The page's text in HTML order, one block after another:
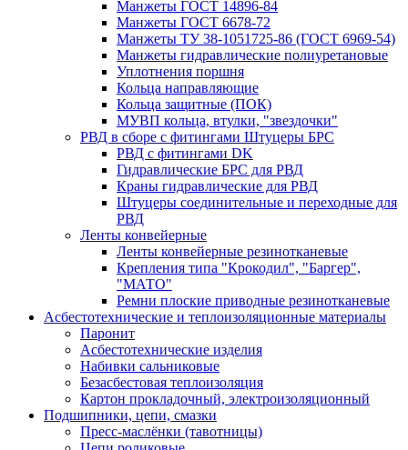
Манжеты ГОСТ 14896-84
Манжеты ГОСТ 6678-72
Манжеты ТУ 38-1051725-86 (ГОСТ 6969-54)
Манжеты гидравлические полиуретановые
Уплотнения поршня
Кольца направляющие
Кольца защитные (ПОК)
МУВП кольца, втулки, "звездочки"
РВД в сборе с фитингами Штуцеры БРС
РВД с фитингами DK
Гидравлические БРС для РВД
Краны гидравлические для РВД
Штуцеры соединительные и переходные для
РВД
Ленты конвейерные
Ленты конвейерные резинотканевые
Крепления типа "Крокодил", "Баргер",
"МАТО"
Ремни плоские приводные резинотканевые
Асбестотехнические и теплоизоляционные материалы
Паронит
Асбестотехнические изделия
Набивки сальниковые
Безасбестовая теплоизоляция
Картон прокладочный, электроизоляционный
Подшипники, цепи, смазки
Пресс-маслёнки (тавотницы)